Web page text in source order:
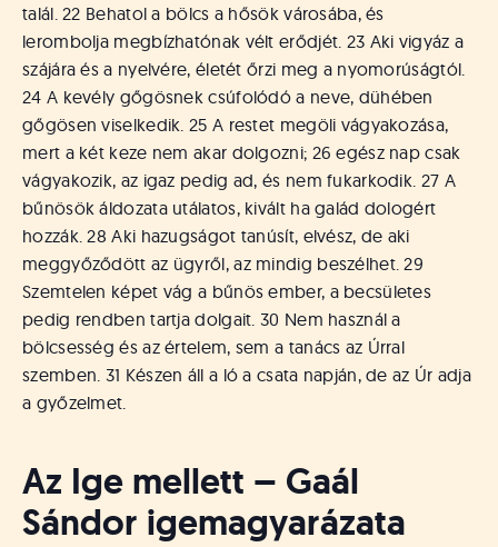
talál. 22 Behatol a bölcs a hősök városába, és
lerombolja megbízhatónak vélt erődjét. 23 Aki vigyáz a
szájára és a nyelvére, életét őrzi meg a nyomorúságtól.
24 A kevély gőgösnek csúfolódó a neve, dühében
gőgösen viselkedik. 25 A restet megöli vágyakozása,
mert a két keze nem akar dolgozni; 26 egész nap csak
vágyakozik, az igaz pedig ad, és nem fukarkodik. 27 A
bűnösök áldozata utálatos, kivált ha galád dologért
hozzák. 28 Aki hazugságot tanúsít, elvész, de aki
meggyőződött az ügyről, az mindig beszélhet. 29
Szemtelen képet vág a bűnös ember, a becsületes
pedig rendben tartja dolgait. 30 Nem használ a
bölcsesség és az értelem, sem a tanács az Úrral
szemben. 31 Készen áll a ló a csata napján, de az Úr adja
a győzelmet.
Az Ige mellett – Gaál
Sándor igemagyarázata